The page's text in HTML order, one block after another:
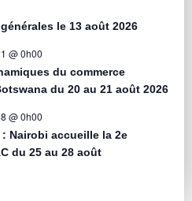
le 13 août 2026
@ 0h00
du commerce
du 20 au 21 août 2026
@ 0h00
Nairobi accueille la 2e
du 25 au 28 août